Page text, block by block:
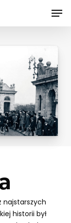
najstarszych
historii był